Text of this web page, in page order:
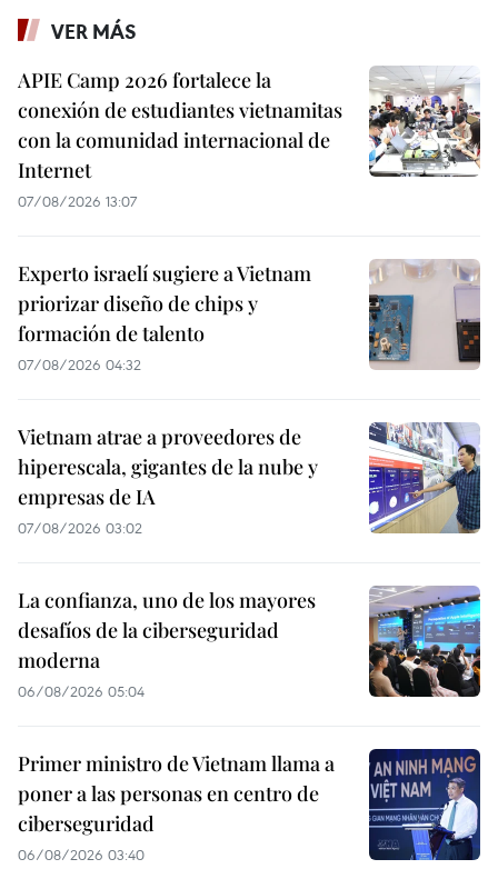
VER MÁS
APIE Camp 2026 fortalece la
conexión de estudiantes vietnamitas
con la comunidad internacional de
Internet
07/08/2026 13:07
Experto israelí sugiere a Vietnam
priorizar diseño de chips y
formación de talento
07/08/2026 04:32
Vietnam atrae a proveedores de
hiperescala, gigantes de la nube y
empresas de IA
07/08/2026 03:02
La confianza, uno de los mayores
desafíos de la ciberseguridad
moderna
06/08/2026 05:04
Primer ministro de Vietnam llama a
poner a las personas en centro de
ciberseguridad
06/08/2026 03:40